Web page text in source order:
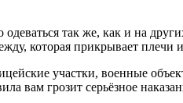
одеваться так же, как и на
которая прикрывает
участки, военные
вам грозит серьёзное